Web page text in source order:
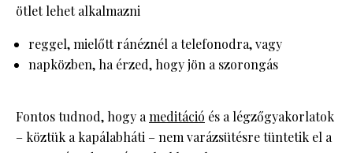
ötlet lehet alkalmazni
reggel, mielőtt ránéznél a telefonodra, vagy
napközben, ha érzed, hogy jön a szorongás
Fontos tudnod, hogy ameditáció és a légzőgyakorlatok
– köztük a kapálabháti – nem varázsütésre tüntetik el a